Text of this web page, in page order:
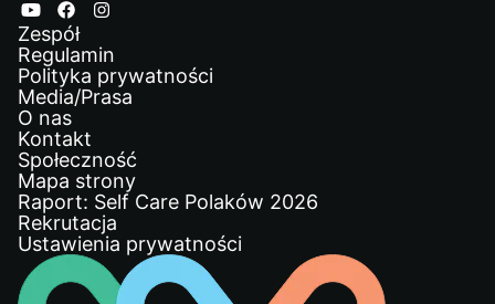
Zespół
Regulamin
Polityka prywatności
Media/Prasa
O nas
Kontakt
Społeczność
Mapa strony
Raport: Self Care Polaków 2026
Rekrutacja
Ustawienia prywatności